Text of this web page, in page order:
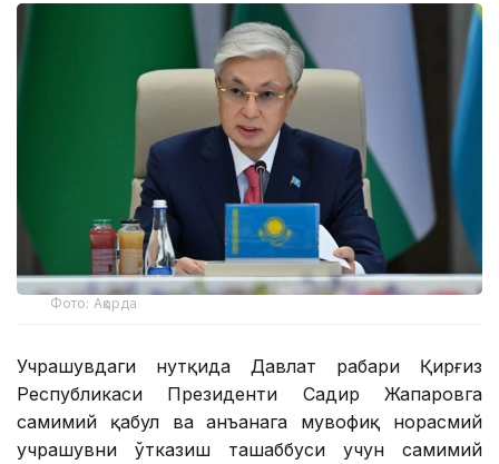
Фото: Ақорда
Учрашувдаги нутқида Давлат раҳбари Қирғиз
Республикаси Президенти Садир Жапаровга
самимий қабул ва анъанага мувофиқ норасмий
учрашувни ўтказиш ташаббуси учун самимий